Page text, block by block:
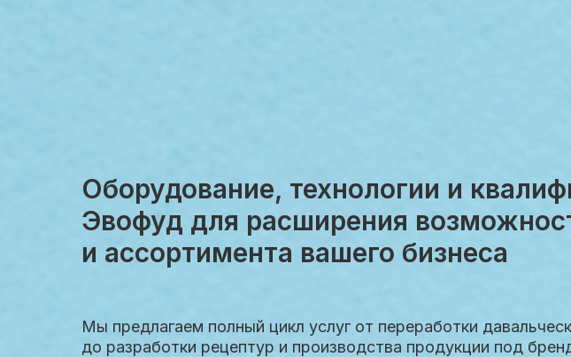
Оборудование, технологии и
Эвофуд для расширения
и ассортимента вашего бизнеса
Мы предлагаем полный цикл услуг от переработки
до разработки рецептур и производства продукции под